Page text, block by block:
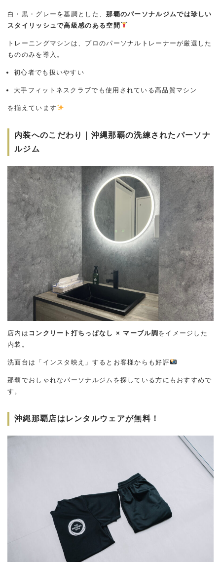
白・黒・グレーを基調とした、那覇のパーソナルジムでは珍しい
スタイリッシュで高級感のある空間
トレーニングマシンは、プロのパーソナルトレーナーが厳選した
もののみを導入。
初心者でも扱いやすい
大手フィットネスクラブでも使用されている高品質マシン
を揃えています
内装へのこだわり｜沖縄那覇の洗練されたパーソナ
ルジム
店内は コンクリート打ちっぱなし × マーブル調をイメージした
内装。
洗面台は「インスタ映え」するとお客様からも好評
那覇でおしゃれなパーソナルジムを探している方にもおすすめで
す。
沖縄那覇店はレンタルウェアが無料！